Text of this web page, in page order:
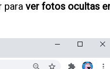
para ver fotos ocultas